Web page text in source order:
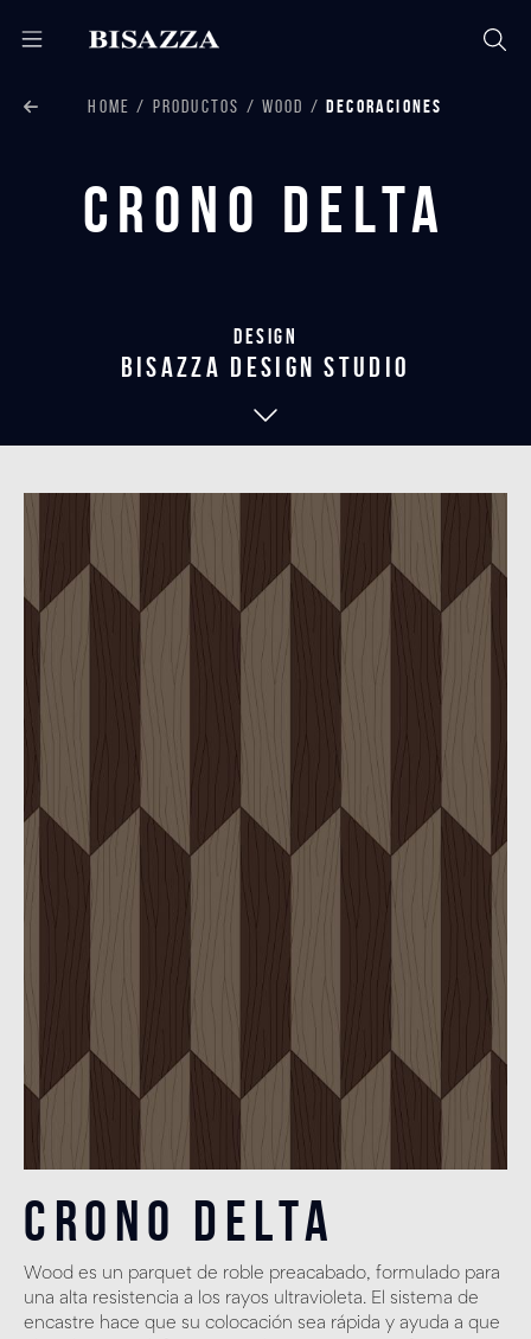
HOME PRODUCTOS WOOD DECORACIONES
Crono Delta
Design
bisazza design studio
Crono Delta
Wood es un parquet de roble preacabado, formulado para
una alta resistencia a los rayos ultravioleta. El sistema de
encastre hace que su colocación sea rápida y ayuda a que